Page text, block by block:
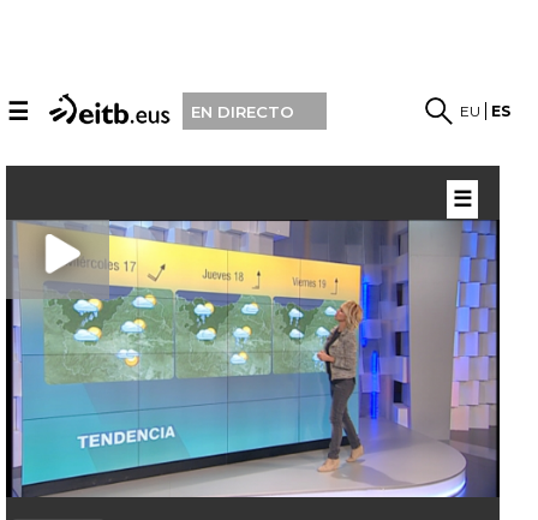
☰ EN DIRECTO EU ES
☰